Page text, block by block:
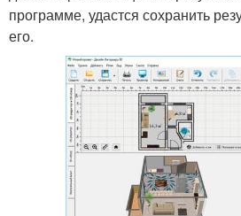
программе, удастся сохранить
его.